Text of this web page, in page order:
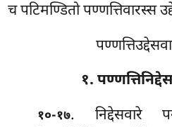
च पटिमण्डितो पण्णत्तिवारस्स
१.
१०-१७. निद्देसवारे